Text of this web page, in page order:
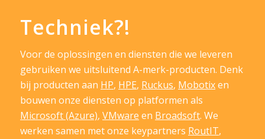
Techniek?!
Voor de oplossingen en diensten die we leveren
gebruiken we uitsluitend A-merk-producten. Denk
bij producten aan HP, HPE, Ruckus, Mobotixen
bouwen onze diensten op platformen als
Microsoft (Azure), VMware en Broadsoft. We
werken samen met onze keypartners RoutIT,